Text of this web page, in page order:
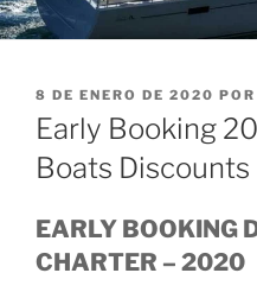
PUBLICADO
EL
8 DE ENERO DE 2020 POR
Early Booking
Boats Discounts
EARLY BOOKING
CHARTER – 2020